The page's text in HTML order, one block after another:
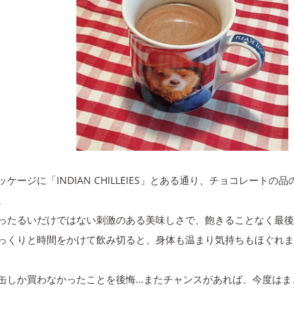
ケージに「INDIAN CHILLEIES」とある通り、チョコレートの
たるいだけではない刺激のある美味しさで、飽きることなく最
くりと時間をかけて飲み切ると、身体も温まり気持ちもほぐれま
しか買わなかったことを後悔…またチャンスがあれば、今度はま